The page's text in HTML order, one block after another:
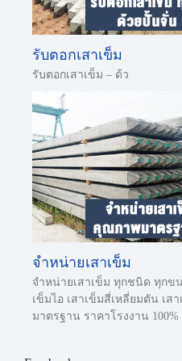
รับตอกเสาเข็ม
รับตอกเสาเข็ม – ด้ว
จำหน่ายเสาเข็ม
จำหน่ายเสาเข็ม ทุกชนิด ทุกข
เข็มไอ เสาเข็มสี่เหลี่ยมตัน เ
มาตรฐาน ราคาโรงงาน